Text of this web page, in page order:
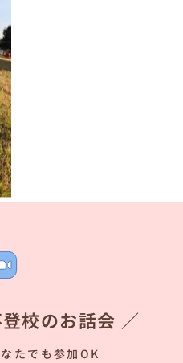
校のお話会 ／
たでも参加OK